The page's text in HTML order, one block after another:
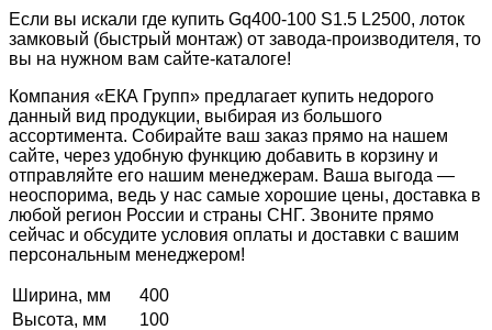
Если вы искали где купить Gq400-100 S1.5 L2500, лоток
замковый (быстрый монтаж) от завода-производителя, то
вы на нужном вам сайте-каталоге!
Компания «ЕКА Групп» предлагает купить недорого
данный вид продукции, выбирая из большого
ассортимента. Собирайте ваш заказ прямо на нашем
сайте, через удобную функцию добавить в корзину и
отправляйте его нашим менеджерам. Ваша выгода —
неоспорима, ведь у нас самые хорошие цены, доставка в
любой регион России и страны СНГ. Звоните прямо
сейчас и обсудите условия оплаты и доставки с вашим
персональным менеджером!
Ширина, мм
400
Высота, мм
100